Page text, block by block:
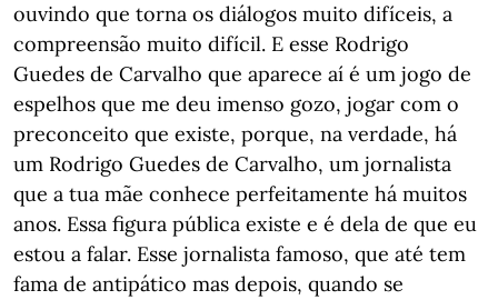
ouvindo que torna os diálogos muito difíceis, a
compreensão muito difícil. E esse Rodrigo
Guedes de Carvalho que aparece aí é um jogo de
espelhos que me deu imenso gozo, jogar com o
preconceito que existe, porque, na verdade, há
um Rodrigo Guedes de Carvalho, um jornalista
que a tua mãe conhece perfeitamente há muitos
anos. Essa figura pública existe e é dela de que eu
estou a falar. Esse jornalista famoso, que até tem
fama de antipático mas depois, quando se